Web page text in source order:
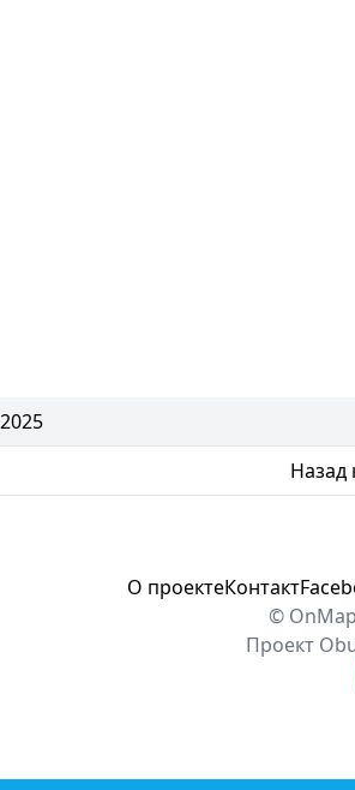
Назад
О проектеКонтакт
©
Проект